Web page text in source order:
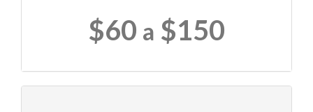
$60 a $150